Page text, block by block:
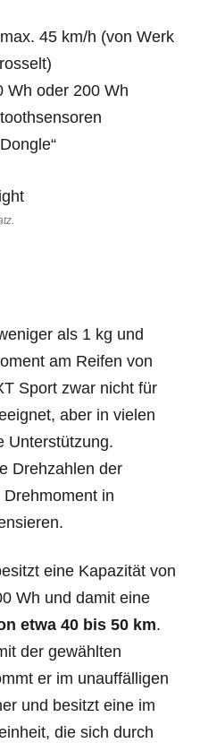
45 km/h (von Werk
Wh oder 200 Wh
als 1 kg und
am Reifen von
Sport zwar nicht für
aber in vielen
Unterstützung.
Drehzahlen der
in
eine Kapazität von
Wh und damit eine
etwa 40 bis 50 km.
der gewählten
er im unauffälligen
und besitzt eine im
die sich durch